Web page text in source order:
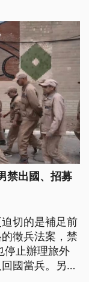
禁出國、招募
切的是補足前
徵兵法案，禁
停止辦理旅外
國當兵。另